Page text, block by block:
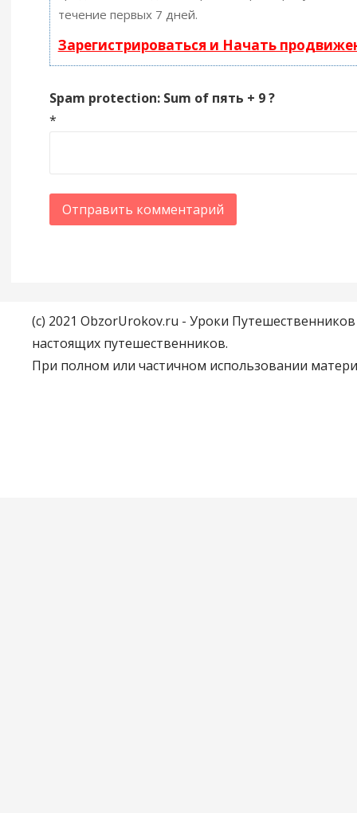
течение первых 7 дней.
Зарегистрироваться и Начать
Spam protection: Sum of пять + 9 ?
*
(c) 2021 ObzorUrokov.ru - Уроки
настоящих путешественников.
При полном или частичном использовании